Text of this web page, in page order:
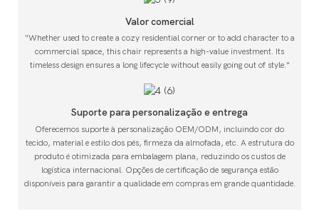
Valor comercial
"Whether used to create a cozy residential corner or to add character to a
commercial space, this chair represents a high-value investment. Its
timeless design ensures a long lifecycle without easily going out of style."
Suporte para personalização e entrega
Oferecemos suporte à personalização OEM/ODM, incluindo cor do
tecido, material e estilo dos pés, firmeza da almofada, etc. A estrutura do
produto é otimizada para embalagem plana, reduzindo os custos de
logística internacional. Opções de certificação de segurança estão
disponíveis para garantir a qualidade em compras em grande quantidade.